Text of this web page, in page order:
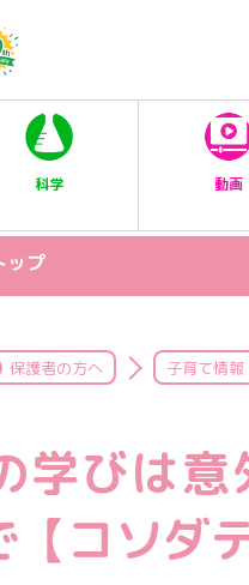
科学 動画
ップ
保護者の方へ 子育て情報
学びは
コソダ